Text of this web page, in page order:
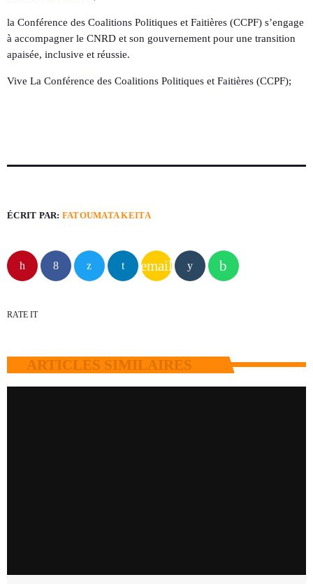
la Conférence des Coalitions Politiques et Faitières (CCPF) s’engage
à accompagner le CNRD et son gouvernement pour une transition
apaisée, inclusive et réussie.
Vive La Conférence des Coalitions Politiques et Faitières (CCPF);
ÉCRIT PAR: FATOUMATA KEITA
email
RATE IT
ARTICLES SIMILAIRES